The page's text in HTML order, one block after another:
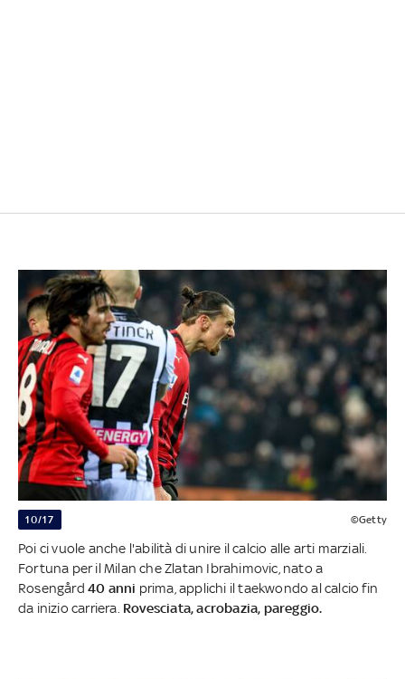
10/17 ©Getty
Poi ci vuole anche l'abilità di unire il calcio alle arti marziali.
Fortuna per il Milan che Zlatan Ibrahimovic, nato a
Rosengård 40 anni prima, applichi il taekwondo al calcio fin
da inizio carriera. Rovesciata, acrobazia, pareggio.